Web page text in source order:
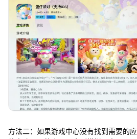
方法二：如果游戏中心没有找到需要的